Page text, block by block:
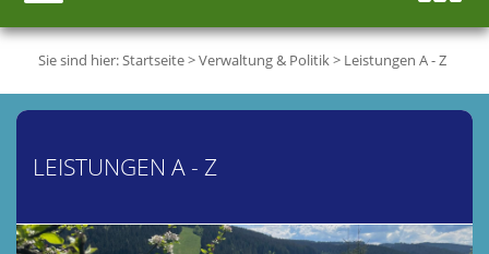
Sie sind hier:Startseite>Verwaltung & Politik> Leistungen A - Z
LEISTUNGEN A - Z